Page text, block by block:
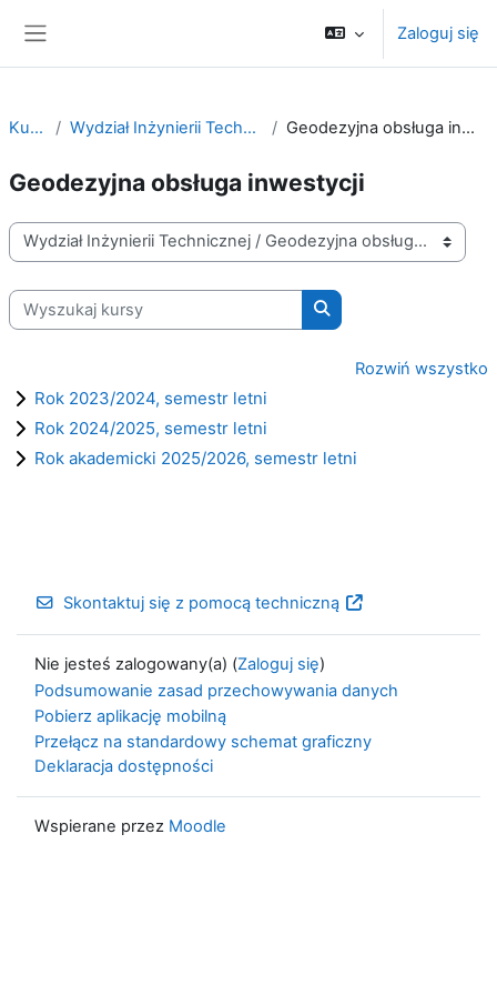
Zaloguj się
Kursy Wydział Inżynierii Technicznej Geodezyjna obsługa inwestycji
Geodezyjna obsługa inwestycji
Kategorie kursów
Wyszukaj kursy
Wyszukaj kursy
Rozwiń wszystko
Rok 2023/2024, semestr letni
Rok 2024/2025, semestr letni
Rok akademicki 2025/2026, semestr letni
Skontaktuj się z pomocą techniczną
Nie jesteś zalogowany(a) (Zaloguj się)
Podsumowanie zasad przechowywania danych
Pobierz aplikację mobilną
Przełącz na standardowy schemat graficzny
Deklaracja dostępności
Wspierane przez Moodle